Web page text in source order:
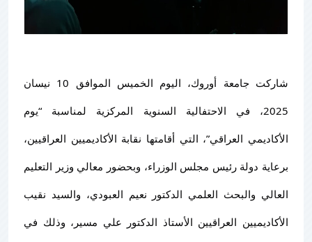
شاركت جامعة أوروك، اليوم الخميس الموافق 10 نيسان
2025، في الاحتفالية السنوية المركزية لمناسبة “يوم
الأكاديمي العراقي”، التي أقامتها نقابة الأكاديميين العراقيين،
برعاية دولة رئيس مجلس الوزراء، وبحضور معالي وزير التعليم
العالي والبحث العلمي الدكتور نعيم العبودي، والسيد نقيب
الأكاديميين العراقيين الأستاذ الدكتور علي مسير، وذلك في